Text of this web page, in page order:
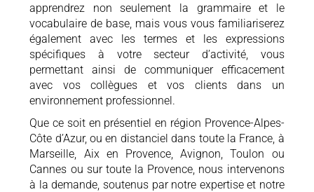
apprendrez non seulement la grammaire et le
vocabulaire de base, mais vous vous familiariserez
également avec les termes et les expressions
spécifiques à votre secteur d’activité, vous
permettant ainsi de communiquer efficacement
avec vos collègues et vos clients dans un
environnement professionnel.
Que ce soit en présentiel en région Provence-Alpes-
Côte d’Azur, ou en distanciel dans toute la France, à
Marseille, Aix en Provence, Avignon, Toulon ou
Cannes ou sur toute la Provence, nous intervenons
à la demande, soutenus par notre expertise et notre